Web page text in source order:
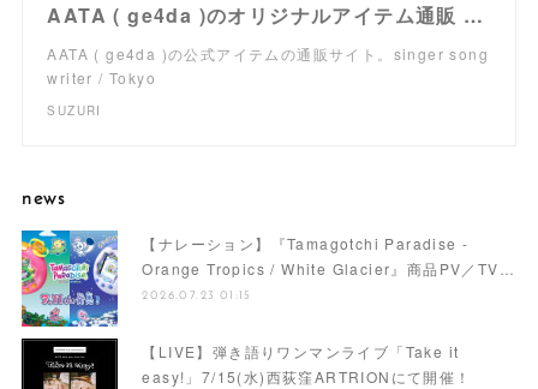
AATA ( ge4da )のオリジナルアイテム通販 ∞ SUZURI（スズリ）
AATA ( ge4da )の公式アイテムの通販サイト。singer song
writer / Tokyo
SUZURI
news
【ナレーション】『Tamagotchi Paradise -
Orange Tropics / White Glacier』商品PV／TV…
2026.07.23 01:15
【LIVE】弾き語りワンマンライブ「Take it
easy!」7/15(水)西荻窪ARTRIONにて開催！